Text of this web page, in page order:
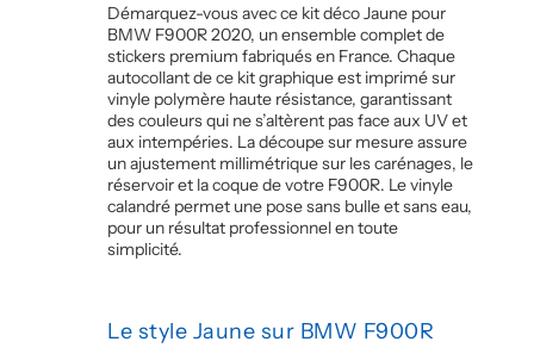
Démarquez-vous avec ce kit déco Jaune pour
BMW F900R 2020, un ensemble complet de
stickers premium fabriqués en France. Chaque
autocollant de ce kit graphique est imprimé sur
vinyle polymère haute résistance, garantissant
des couleurs qui ne s’altèrent pas face aux UV et
aux intempéries. La découpe sur mesure assure
un ajustement millimétrique sur les carénages, le
réservoir et la coque de votre F900R. Le vinyle
calandré permet une pose sans bulle et sans eau,
pour un résultat professionnel en toute
simplicité.
Le style Jaune sur BMW F900R